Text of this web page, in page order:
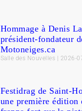
Hommage à Denis
président-fondateur
Motoneiges.ca
Salle des Nouvelles 2026-
Festidrag de Saint-
une première édition